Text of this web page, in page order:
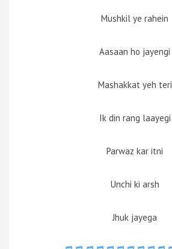
Mushkil ye rahein
Aasaan ho jayengi
Mashakkat yeh teri
Ik din rang laayegi
Parwaz kar itni
Unchi ki arsh
Jhuk jayega